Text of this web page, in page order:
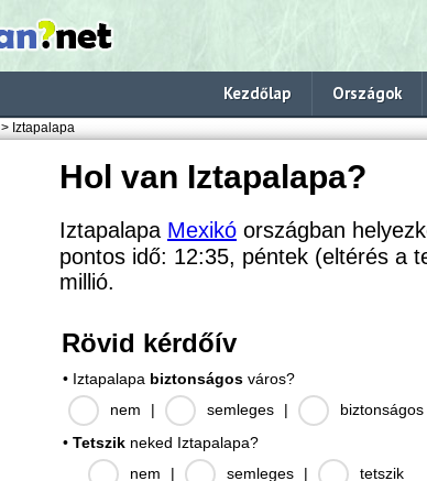
Kezdőlap Országok
> Iztapalapa
Hol van Iztapalapa?
Iztapalapa Mexikó országban
pontos idő: 12:35, péntek (eltérés a
millió.
Rövid kérdőív
• Iztapalapa biztonságos város?
nem
| semleges |
biztonságos
• Tetszik neked Iztapalapa?
nem
| semleges | tetszik